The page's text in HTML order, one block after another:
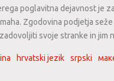
poglavitna dejavnost je
Zgodovina podjetja
svoje stranke in jim
hrvatski jezik srpski